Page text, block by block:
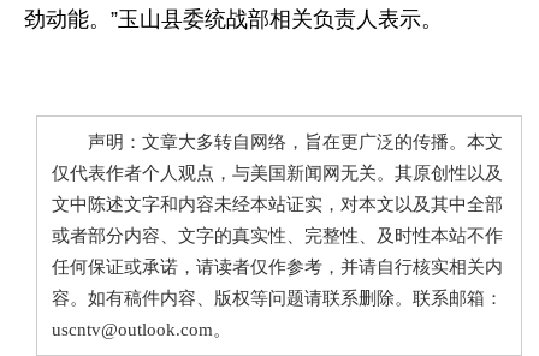
劲动能。”玉山县委统战部相关负责人表示。
声明：文章大多转自网络，旨在更广泛的传播。本文
仅代表作者个人观点，与美国新闻网无关。其原创性以及
文中陈述文字和内容未经本站证实，对本文以及其中全部
或者部分内容、文字的真实性、完整性、及时性本站不作
任何保证或承诺，请读者仅作参考，并请自行核实相关内
容。如有稿件内容、版权等问题请联系删除。联系邮箱：
uscntv@outlook.com。